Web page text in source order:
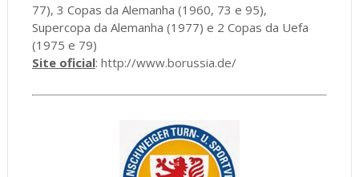
77), 3 Copas da Alemanha (1960, 73 e 95),
Supercopa da Alemanha (1977) e 2 Copas da Uefa
(1975 e 79)
Site oficial: http://www.borussia.de/